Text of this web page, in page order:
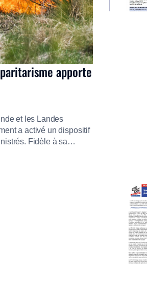
apporte
et les Landes
a activé un dispositif
Fidèle à sa